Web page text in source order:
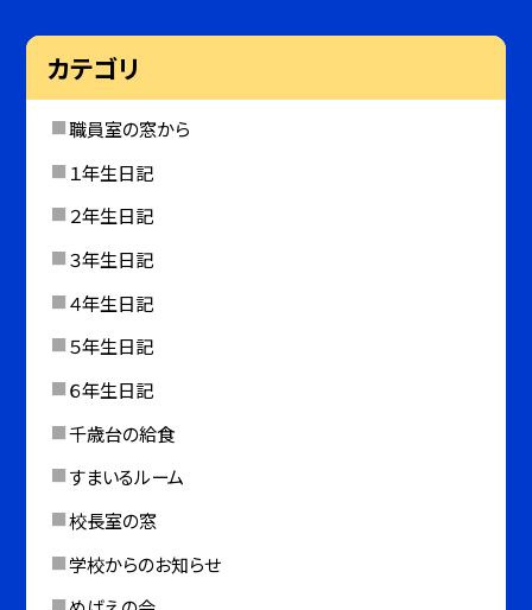
カテゴリ
職員室の窓から
１年生日記
２年生日記
３年生日記
４年生日記
５年生日記
６年生日記
千歳台の給食
すまいるルーム
校長室の窓
学校からのお知らせ